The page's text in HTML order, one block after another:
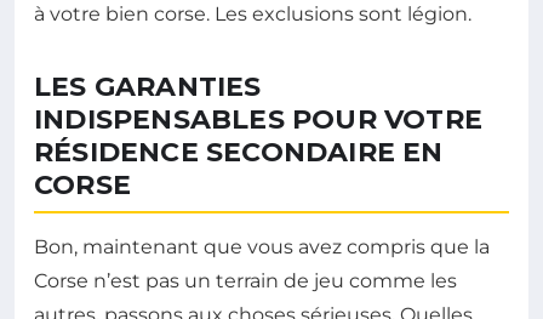
à votre bien corse. Les exclusions sont légion.
LES GARANTIES
INDISPENSABLES POUR VOTRE
RÉSIDENCE SECONDAIRE EN
CORSE
Bon, maintenant que vous avez compris que la
Corse n’est pas un terrain de jeu comme les